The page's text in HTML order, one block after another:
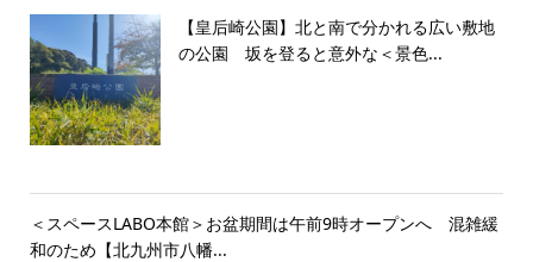
【皇后崎公園】北と南で分かれる広い敷地
の公園 坂を登ると意外な＜景色...
＜スペースLABO本館＞お盆期間は午前9時オープンへ 混雑緩
和のため【北九州市八幡...